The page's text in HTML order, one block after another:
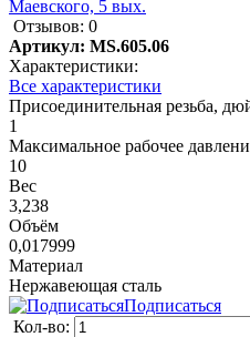
Отзывов: 0
Артикул: MS.605.06
Характеристики:
Все характеристики
Присоединительная резьба,
1
Максимальное рабочее
10
Вес
3,238
Объём
0,017999
Материал
Нержавеющая сталь
Подписаться
Кол-во: